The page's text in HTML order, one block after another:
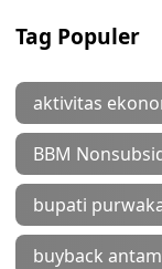
Tag Populer
aktivitas
BBM
bupati
buyback